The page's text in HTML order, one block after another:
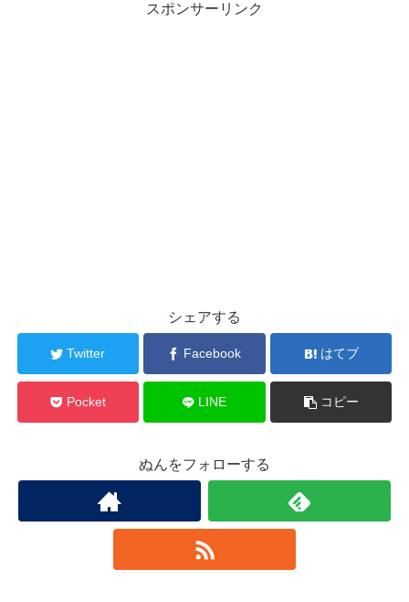
スポンサーリンク
シェアする
Twitter Facebook はてブ
Pocket LINE コピー
ぬんをフォローする